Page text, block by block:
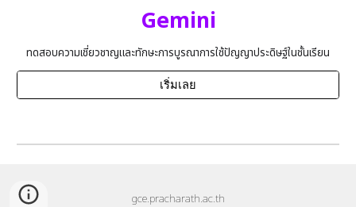
Gemini
ทดสอบความเชี่ยวชาญและทักษะการบูรณาการใช้ปัญญาประดิษฐ์ในชั้นเรียน
เริ่มเลย
gce.pracharath.ac.th